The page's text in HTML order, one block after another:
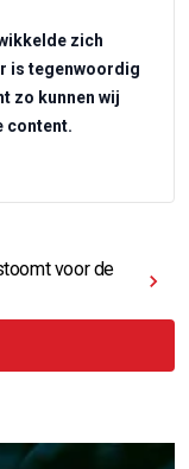
zich
is tegenwoordig
zo kunnen wij
content.
voor de